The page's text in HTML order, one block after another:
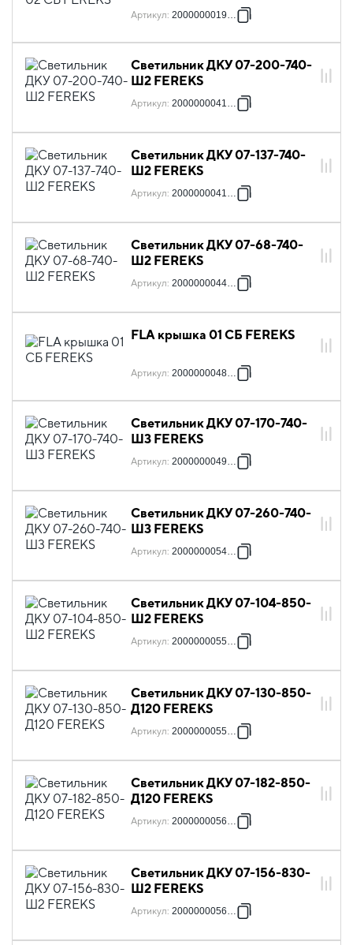
Артикул: 2000000019291
Светильник ДКУ 07-200-740-
Ш2 FEREKS
Артикул: 2000000041247
Светильник ДКУ 07-137-740-
Ш2 FEREKS
Артикул: 2000000041254
Светильник ДКУ 07-68-740-
Ш2 FEREKS
Артикул: 2000000044415
FLA крышка 01 СБ FEREKS
Артикул: 2000000048291
Светильник ДКУ 07-170-740-
Ш3 FEREKS
Артикул: 2000000049137
Светильник ДКУ 07-260-740-
Ш3 FEREKS
Артикул: 2000000054919
Светильник ДКУ 07-104-850-
Ш2 FEREKS
Артикул: 2000000055695
Светильник ДКУ 07-130-850-
Д120 FEREKS
Артикул: 2000000055862
Светильник ДКУ 07-182-850-
Д120 FEREKS
Артикул: 2000000056012
Светильник ДКУ 07-156-830-
Ш2 FEREKS
Артикул: 2000000056159